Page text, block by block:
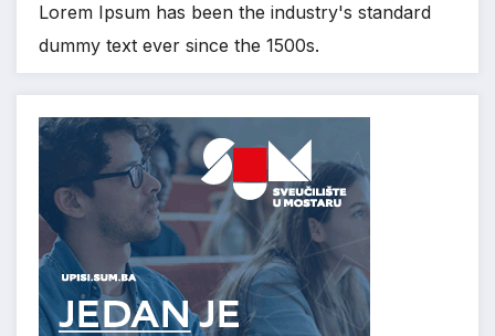
Lorem Ipsum has been the industry's standard
dummy text ever since the 1500s.